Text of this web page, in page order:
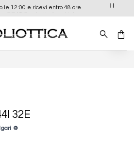
le 12:00 e ricevi entro 48 ore
32E
®